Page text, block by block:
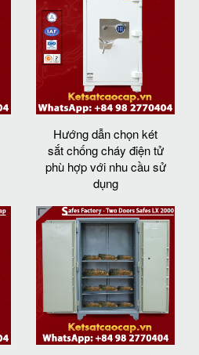
Hướng dẫn chọn két
sắt chống cháy điện tử
phù hợp với nhu cầu sử
dụng